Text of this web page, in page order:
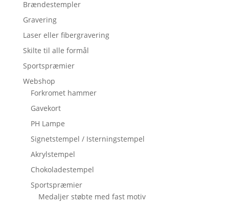
Brændestempler
Gravering
Laser eller fibergravering
Skilte til alle formål
Sportspræmier
Webshop
Forkromet hammer
Gavekort
PH Lampe
Signetstempel / Isterningstempel
Akrylstempel
Chokoladestempel
Sportspræmier
Medaljer støbte med fast motiv